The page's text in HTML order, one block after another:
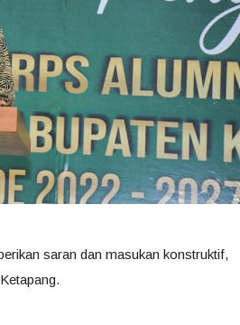
saran dan masukan konstruktif,